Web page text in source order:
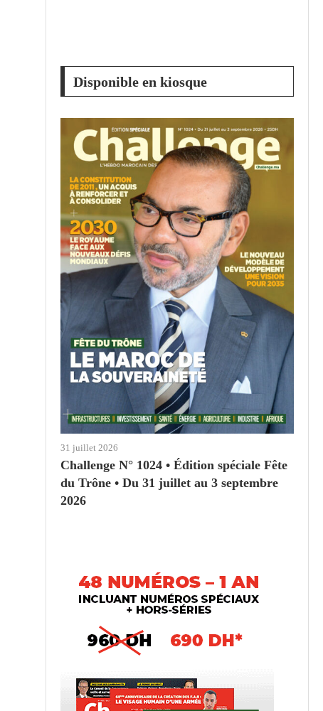
Disponible en kiosque
31 juillet 2026
Challenge N° 1024 • Édition spéciale Fête
du Trône • Du 31 juillet au 3 septembre
2026